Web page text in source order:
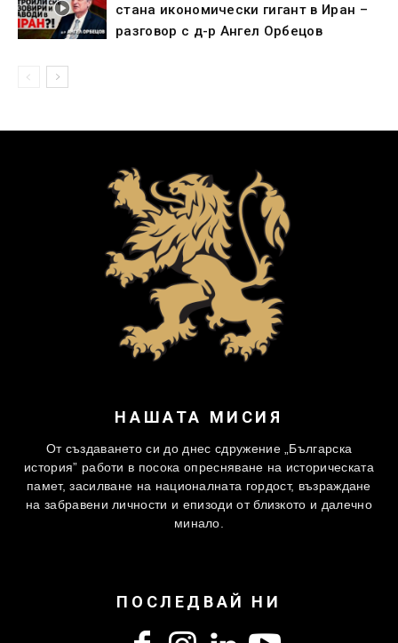
стана икономически гигант в Иран –
разговор с д-р Ангел Орбецов
НАШАТА МИСИЯ
От създаването си до днес сдружение „Българска
история” работи в посока опресняване на историческата
памет, засилване на националната гордост, възраждане
на забравени личности и епизоди от близкото и далечно
минало.
ПОСЛЕДВАЙ НИ